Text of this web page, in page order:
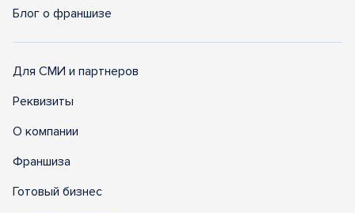
Блог о франшизе
Для СМИ и партнеров
Реквизиты
О компании
Франшиза
Готовый бизнес